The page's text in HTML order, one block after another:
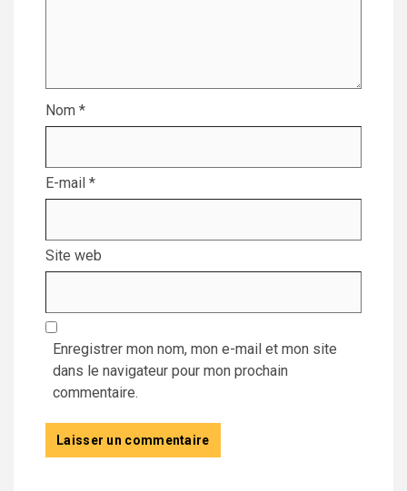
Nom *
E-mail *
Site web
Enregistrer mon nom, mon e-mail et mon site
dans le navigateur pour mon prochain
commentaire.